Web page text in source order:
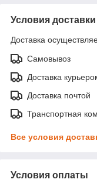
Условия доставки
Доставка
Самовывоз
Доставка
Доставка почтой
Транспортная
Все условия
Условия оплаты